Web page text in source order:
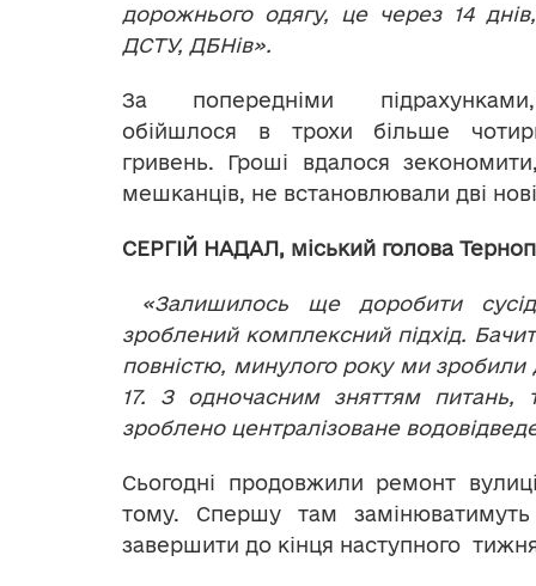
дорожнього одягу, це через 14
ДСТУ, ДБНів».
За попередніми
обійшлося в трохи більше
гривень. Гроші вдалося
мешканців, не встановлювали дві
СЕРГІЙ НАДАЛ, міський голова
«Залишилось ще доробити
зроблений комплексний підхід.
повністю, минулого року ми зробили
17. З одночасним зняттям питань,
зроблено централізоване
Сьогодні продовжили ремонт
тому. Спершу там
завершити до кінця наступного